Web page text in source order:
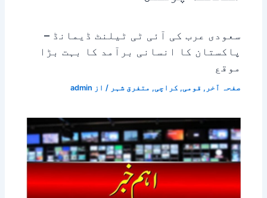
سعودی عرب کی آئی ٹی ٹیلنٹ ڈیمانڈ –
پاکستان کا انسانی برآمد کا بہت بڑا
موقع
صفحہ آخر , قومی, کراچی, متفرق شہر / از admin